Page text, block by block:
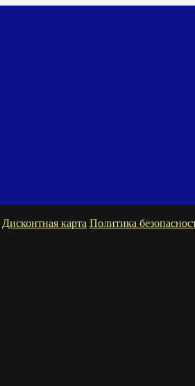
Дисконтная карта Политика